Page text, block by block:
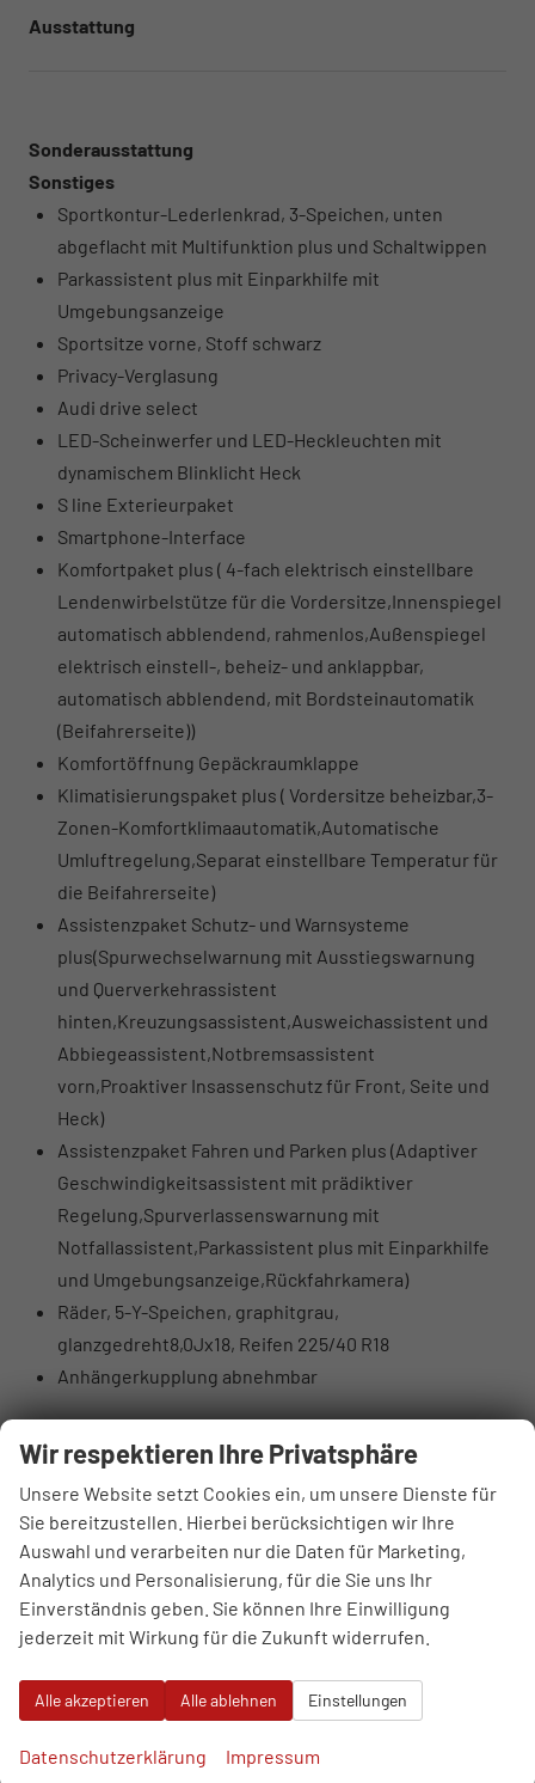
Ausstattung
Sonderausstattung
Sonstiges
Sportkontur-Lederlenkrad, 3-Speichen, unten
abgeflacht mit Multifunktion plus und Schaltwippen
Parkassistent plus mit Einparkhilfe mit
Umgebungsanzeige
Sportsitze vorne, Stoff schwarz
Privacy-Verglasung
Audi drive select
LED-Scheinwerfer und LED-Heckleuchten mit
dynamischem Blinklicht Heck
S line Exterieurpaket
Smartphone-Interface
Komfortpaket plus ( 4-fach elektrisch einstellbare
Lendenwirbelstütze für die Vordersitze,Innenspiegel
automatisch abblendend, rahmenlos,Außenspiegel
elektrisch einstell-, beheiz- und anklappbar,
automatisch abblendend, mit Bordsteinautomatik
(Beifahrerseite))
Komfortöffnung Gepäckraumklappe
Klimatisierungspaket plus ( Vordersitze beheizbar,3-
Zonen-Komfortklimaautomatik,Automatische
Umluftregelung,Separat einstellbare Temperatur für
die Beifahrerseite)
Assistenzpaket Schutz- und Warnsysteme
plus(Spurwechselwarnung mit Ausstiegswarnung
und Querverkehrassistent
hinten,Kreuzungsassistent,Ausweichassistent und
Abbiegeassistent,Notbremsassistent
vorn,Proaktiver Insassenschutz für Front, Seite und
Heck)
Assistenzpaket Fahren und Parken plus (Adaptiver
Geschwindigkeitsassistent mit prädiktiver
Regelung,Spurverlassenswarnung mit
Notfallassistent,Parkassistent plus mit Einparkhilfe
und Umgebungsanzeige,Rückfahrkamera)
Räder, 5-Y-Speichen, graphitgrau,
glanzgedreht8,0Jx18, Reifen 225/40 R18
Anhängerkupplung abnehmbar
Sonstiges
7-Gang-Automatikgetriebe
Ambiente-Beleuchtungspaket
Audi connect Notruf & Service
MMI Radio plus mit MMI touch
Audi Phone Box light
Audi virtuelles Cockpit
Bordliteratur auf Deutsch
DAB+ Radioempfang
Wir respektieren Ihre Privatsphäre
Unsere Website setzt Cookies ein, um unsere Dienste für
Sie bereitzustellen. Hierbei berücksichtigen wir Ihre
Auswahl und verarbeiten nur die Daten für Marketing,
Analytics und Personalisierung, für die Sie uns Ihr
Einverständnis geben. Sie können Ihre Einwilligung
jederzeit mit Wirkung für die Zukunft widerrufen.
Alle akzeptieren Alle ablehnen Einstellungen
Datenschutzerklärung Impressum